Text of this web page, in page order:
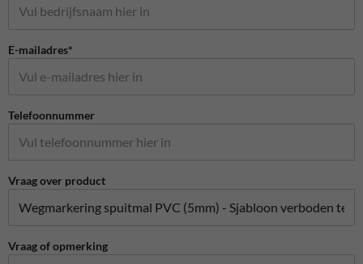
E-mailadres*
Telefoonnummer
Vraag over product
Vraag of opmerking